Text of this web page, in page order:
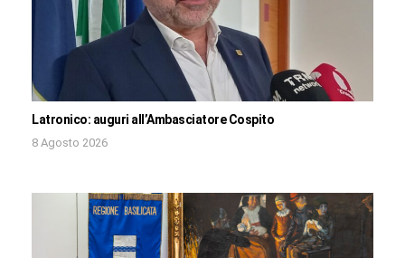
Latronico: auguri all’Ambasciatore Cospito
8 Agosto 2026